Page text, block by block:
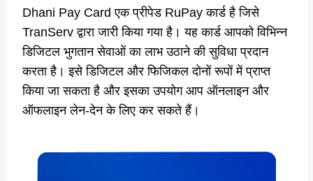
Dhani Pay Card एक प्रीपेड RuPay कार्ड है जिसे
TranServ द्वारा जारी किया गया है। यह कार्ड आपको विभिन्न
डिजिटल भुगतान सेवाओं का लाभ उठाने की सुविधा प्रदान
करता है। इसे डिजिटल और फिजिकल दोनों रूपों में प्राप्त
किया जा सकता है और इसका उपयोग आप ऑनलाइन और
ऑफलाइन लेन-देन के लिए कर सकते हैं।